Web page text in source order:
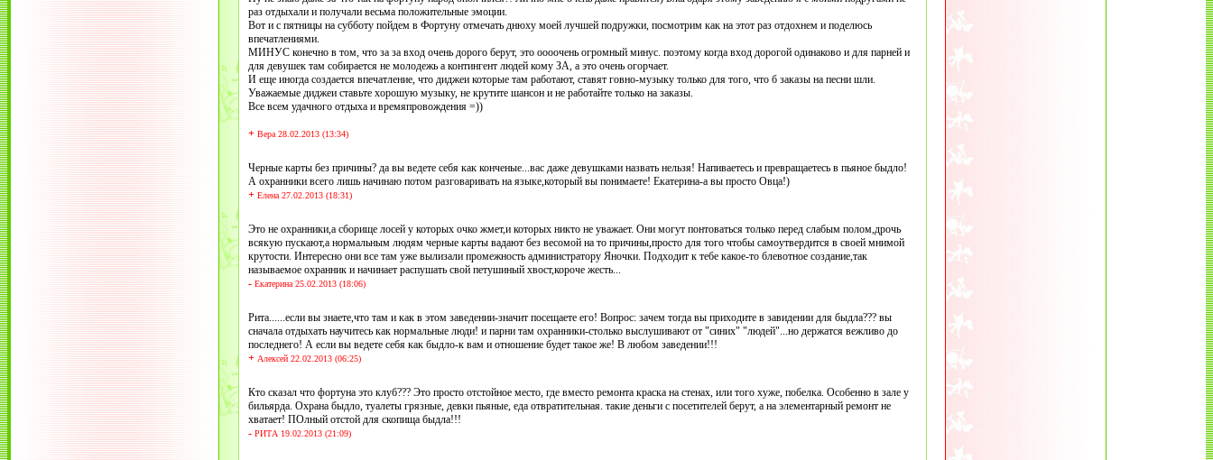
раз отдыхали и получали весьма положительные эмоции.
Вот и с пятницы на субботу пойдем в Фортуну отмечать днюху моей лучшей подружки, посмотрим как на этот раз отдохнем и поделюсь
впечатлениями.
МИНУС конечно в том, что за за вход очень дорого берут, это оооочень огромный минус. поэтому когда вход дорогой одинаково и для парней и
для девушек там собирается не молодежь а контингент людей кому ЗА, а это очень огорчает.
И еще иногда создается впечатление, что диджеи которые там работают, ставят говно-музыку только для того, что б заказы на песни шли.
Уважаемые диджеи ставьте хорошую музыку, не крутите шансон и не работайте только на заказы.
Все всем удачного отдыха и времяпровождения =))
+Вера 28.02.2013 (13:34)
Черные карты без причины? да вы ведете себя как конченые...вас даже девушками назвать нельзя! Напиваетесь и превращаетесь в пьяное быдло!
А охранники всего лишь начинаю потом разговаривать на языке,который вы понимаете! Екатерина-а вы просто Овца!)
+Елена 27.02.2013 (18:31)
Это не охранники,а сборище лосей у которых очко жмет,и которых никто не уважает. Они могут понтоваться только перед слабым полом,дрочь
всякую пускают,а нормальным людям черные карты вадают без весомой на то причины,просто для того чтобы самоутвердится в своей мнимой
крутости. Интересно они все там уже вылизали промежность администратору Яночки. Подходит к тебе какое-то блевотное создание,так
называемое охранник и начинает распушать свой петушиный хвост,короче жесть...
-Екатерина 25.02.2013 (18:06)
Рита......если вы знаете,что там и как в этом заведении-значит посещаете его! Вопрос: зачем тогда вы приходите в завидении для быдла??? вы
сначала отдыхать научитесь как нормальные люди! и парни там охранники-столько выслушивают от "синих" "людей"...но держатся вежливо до
последнего! А если вы ведете себя как быдло-к вам и отношение будет такое же! В любом заведении!!!
+Алексей 22.02.2013 (06:25)
Кто сказал что фортуна это клуб??? Это просто отстойное место, где вместо ремонта краска на стенах, или того хуже, побелка. Особенно в зале у
бильярда. Охрана быдло, туалеты грязные, девки пьяные, еда отвратительная. такие деньги с посетителей берут, а на элементарный ремонт не
хватает! ПОлный отстой для скопища быдла!!!
-РИТА 19.02.2013 (21:09)